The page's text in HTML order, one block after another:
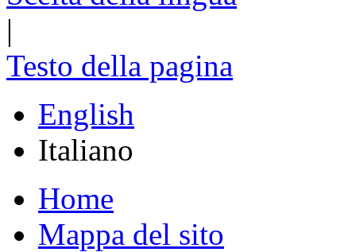
|
Testo della pagina
English
Italiano
Home
Mappa del sito